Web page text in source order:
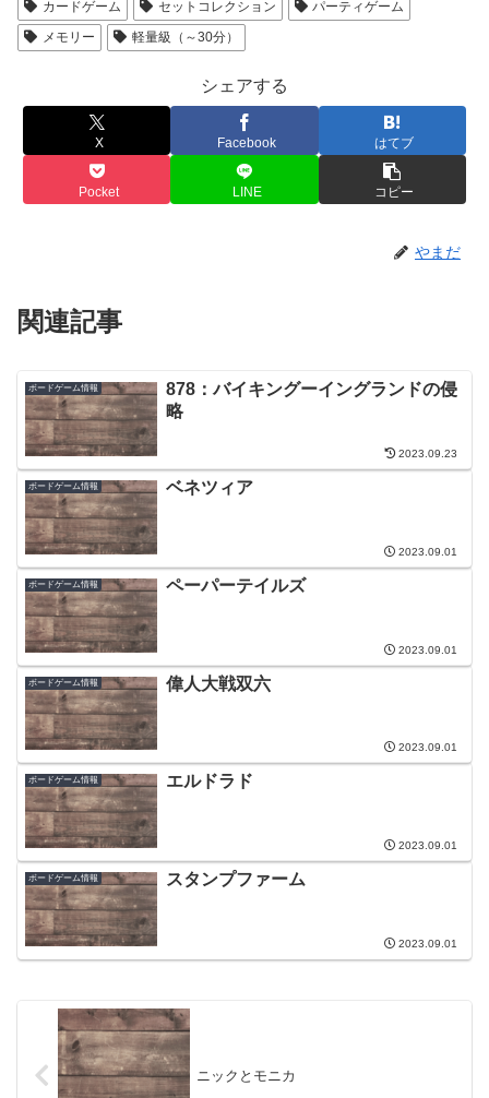
カードゲーム
セットコレクション
パーティゲーム
メモリー
軽量級（～30分）
シェアする
X Facebook はてブ
Pocket LINE コピー
やまだ
関連記事
ボードゲーム情報
878：バイキングーイングランドの侵
略
2023.09.23
ボードゲーム情報 ベネツィア
2023.09.01
ボードゲーム情報 ペーパーテイルズ
2023.09.01
ボードゲーム情報 偉人大戦双六
2023.09.01
ボードゲーム情報 エルドラド
2023.09.01
ボードゲーム情報 スタンプファーム
2023.09.01
ニックとモニカ